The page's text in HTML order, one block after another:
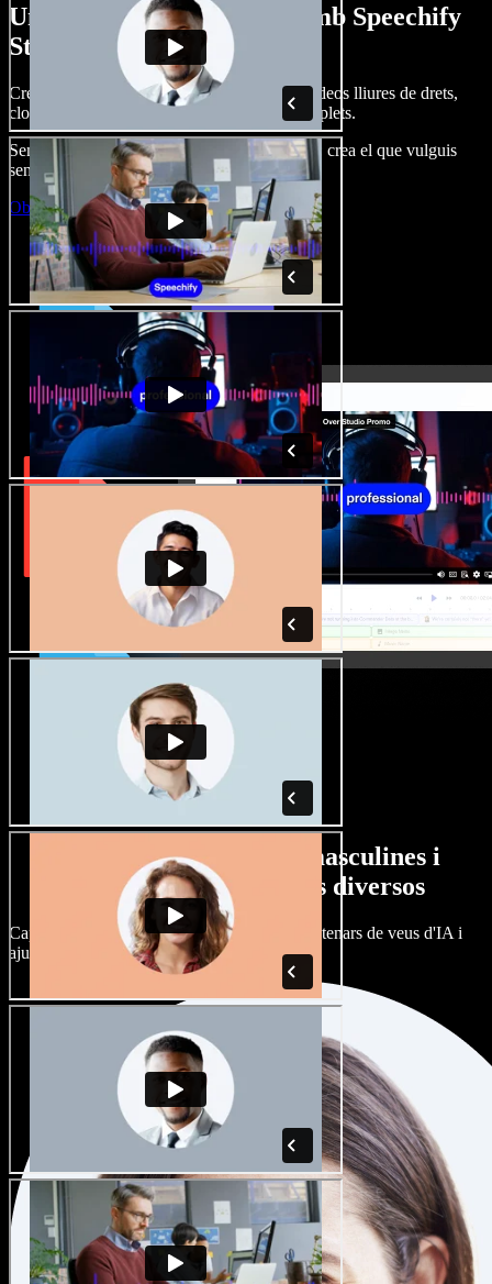
Un tastet del que pots fer amb Speechify
Studio.
Crea dobl. de veu, afegeix imatges, àudio, vídeos lliures de drets,
clona veus i munta projectes multimèdia complets.
Sense corba d’aprenentatge, tot al navegador: crea el que vulguis
sense els límits de sempre.
Obre l'Studio
Gran varietat de veus masculines i
femenines amb accents diversos
Cap projecte ha de sonar igual. Tria entre centenars de veus d'IA i
ajusta'n l’accent.